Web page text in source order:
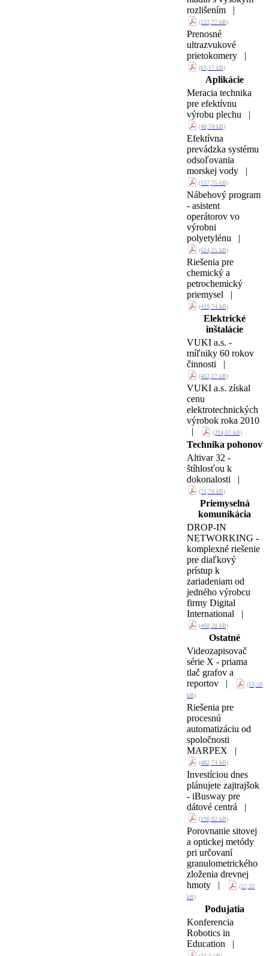
rozlišením |
(122,77 kB)
Prenosné
ultrazvukové
prietokomery |
(63,17 kB)
Aplikácie
Meracia technika
pre efektívnu
výrobu plechu |
(40,74 kB)
Efektívna
prevádzka systému
odsoľovania
morskej vody |
(157,75 kB)
Nábehový program
- asistent
operátorov vo
výrobni
polyetylénu |
(614,15 kB)
Riešenia pre
chemický a
petrochemický
priemysel |
(419,74 kB)
Elektrické
inštalácie
VUKI a.s. -
míľniky 60 rokov
činnosti |
(462,17 kB)
VUKI a.s. získal
cenu
elektrotechnických
výrobok roka 2010
|
(314,07 kB)
Technika pohonov
Altivar 32 -
štíhlosťou k
dokonalosti |
(71,74 kB)
Priemyselná
komunikácia
DROP-IN
NETWORKING -
komplexné riešenie
pre diaľkový
prístup k
zariadeniam od
jedného výrobcu
firmy Digital
International |
(468,28 kB)
Ostatné
Videozapisovač
série X - priama
tlač grafov a
reportov |
(53,59
kB)
Riešenia pre
procesnú
automatizáciu od
spoločnosti
MARPEX |
(482,74 kB)
Investíciou dnes
plánujete zajtrajšok
- iBusway pre
dátové centrá |
(198,92 kB)
Porovnanie sitovej
a optickej metódy
pri určovaní
granulometrického
zloženia drevnej
hmoty |
(57,33
kB)
Podujatia
Konferencia
Robotics in
Education |